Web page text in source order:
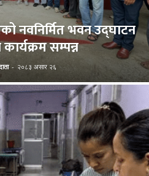
नवनिर्मित भवन उद्घाटन
सम्पन्न
- २०८३ असार २६